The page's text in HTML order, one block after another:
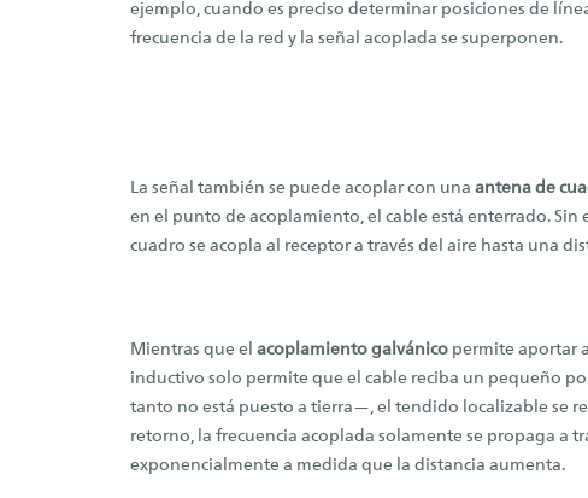
ejemplo, cuando es preciso determinar posiciones de
frecuencia de la red y la señal acoplada se superponen.
La señal también se puede acoplar con una antena de
en el punto de acoplamiento, el cable está enterrado. Sin
cuadro se acopla al receptor a través del aire hasta una
Mientras que el acoplamiento galvánico permite aportar
inductivo solo permite que el cable reciba un pequeño
tanto no está puesto a tierra—, el tendido localizable se
retorno, la frecuencia acoplada solamente se propaga a
exponencialmente a medida que la distancia aumenta.